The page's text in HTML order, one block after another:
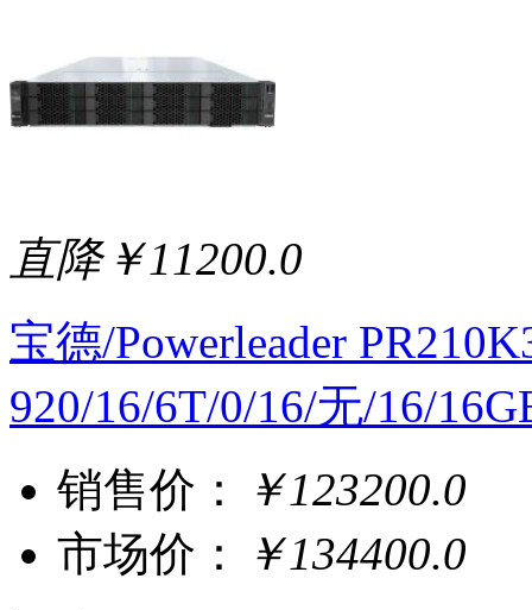
直降￥11200.0
宝德/Powerleader
920/16/6T/0/16/无/16/
销售价：
￥123200.0
市场价：
￥134400.0